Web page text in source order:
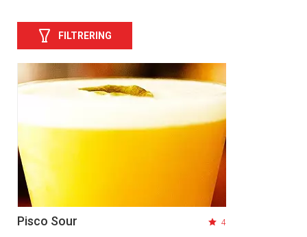
FILTRERING
Pisco Sour 4